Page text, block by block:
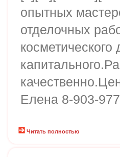
опытных
отделочных
косметического
Елена 8-903-
Читать полностью